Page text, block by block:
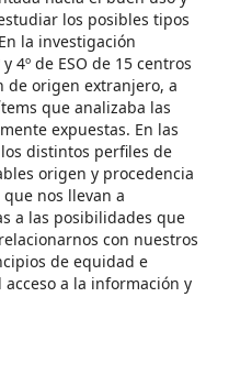
los posibles tipos
la investigación
4º de ESO de 15 centros
de origen extranjero, a
que analizaba las
expuestas. En las
distintos perfiles de
origen y procedencia
nos llevan a
a las posibilidades que
con nuestros
de equidad e
a la información y